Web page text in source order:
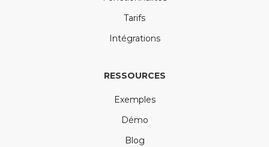
Tarifs
Intégrations
RESSOURCES
Exemples
Démo
Blog